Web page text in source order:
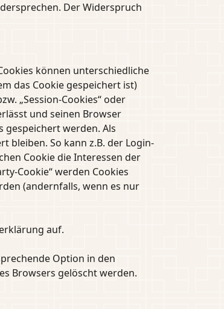
Der Widerspruch
können unterschiedliche
das Cookie gespeichert ist)
„Session-Cookies“ oder
und seinen Browser
gespeichert werden. Als
bleiben. So kann z.B. der Login-
Cookie die Interessen der
Cookie“ werden Cookies
(andernfalls, wenn es nur
auf.
Option in den
Browsers gelöscht werden.